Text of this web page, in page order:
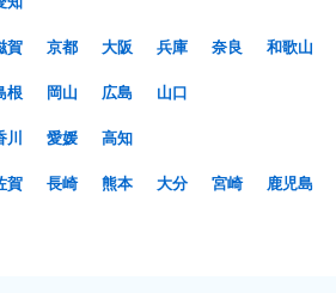
賀 京都 大阪 兵庫 奈良
和歌山
根 岡山 広島
山口
川 愛媛
高知
賀 長崎 熊本 大分 宮崎
鹿児島